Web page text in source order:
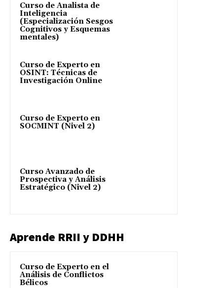
Curso de Analista de
Inteligencia
(Especialización Sesgos
Cognitivos y Esquemas
mentales)
Curso de Experto en
OSINT: Técnicas de
Investigación Online
Curso de Experto en
SOCMINT (Nivel 2)
Curso Avanzado de
Prospectiva y Análisis
Estratégico (Nivel 2)
Aprende RRII y DDHH
Curso de Experto en el
Análisis de Conflictos
Bélicos